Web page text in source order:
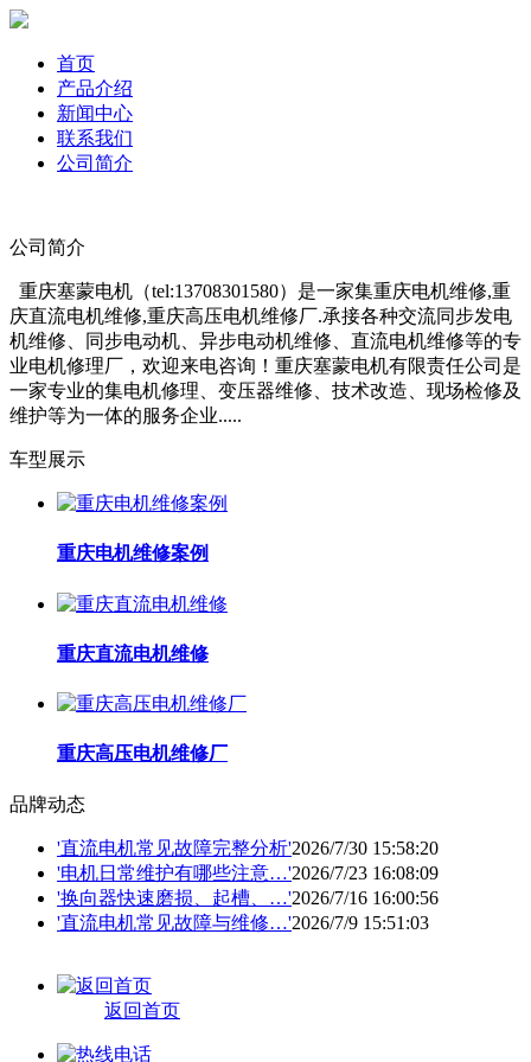
首页
产品介绍
新闻中心
联系我们
公司简介
公司简介
重庆塞蒙电机（tel:13708301580）是一家集重庆电机维修,重
庆直流电机维修,重庆高压电机维修厂.承接各种交流同步发电
机维修、同步电动机、异步电动机维修、直流电机维修等的专
业电机修理厂，欢迎来电咨询！重庆塞蒙电机有限责任公司是
一家专业的集电机修理、变压器维修、技术改造、现场检修及
维护等为一体的服务企业.....
车型展示
重庆电机维修案例
重庆直流电机维修
重庆高压电机维修厂
品牌动态
'直流电机常见故障完整分析'2026/7/30 15:58:20
'电机日常维护有哪些注意…'2026/7/23 16:08:09
'换向器快速磨损、起槽、…'2026/7/16 16:00:56
'直流电机常见故障与维修…'2026/7/9 15:51:03
返回首页